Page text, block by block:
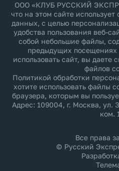
ООО «КЛУБ РУССКИЙ
что на этом сайте
данных, с целью
удобства пользования веб-
собой небольшие файлы,
предыдущих посещениях
использовать сайт, вы даете
файлов
Политикой обработки
хотите использовать файлы
браузера, которым вы
Адрес: 109004, г. Москва, ул.
ком.
Все права
© Русский